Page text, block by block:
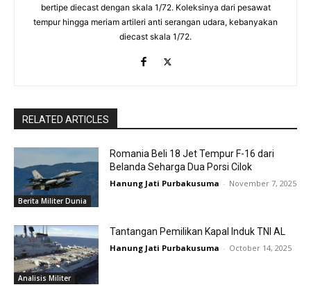
bertipe diecast dengan skala 1/72. Koleksinya dari pesawat
tempur hingga meriam artileri anti serangan udara, kebanyakan
diecast skala 1/72.
RELATED ARTICLES
Berita Militer Dunia
Romania Beli 18 Jet Tempur F-16 dari
Belanda Seharga Dua Porsi Cilok
Hanung Jati Purbakusuma - November 7, 2025
Analisis Militer
Tantangan Pemilikan Kapal Induk TNI AL
Hanung Jati Purbakusuma - October 14, 2025